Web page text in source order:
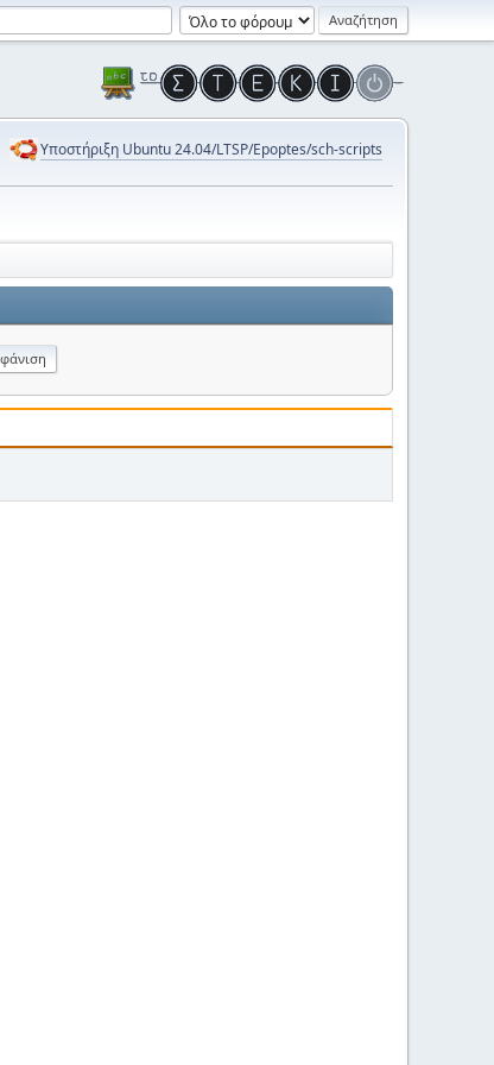
Υποστήριξη Ubuntu 24.04/LTSP/Epoptes/sch-scripts